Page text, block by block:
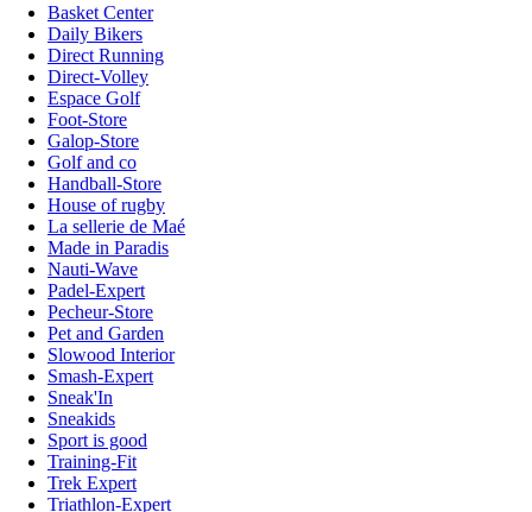
Basket Center
Daily Bikers
Direct Running
Direct-Volley
Espace Golf
Foot-Store
Galop-Store
Golf and co
Handball-Store
House of rugby
La sellerie de Maé
Made in Paradis
Nauti-Wave
Padel-Expert
Pecheur-Store
Pet and Garden
Slowood Interior
Smash-Expert
Sneak'In
Sneakids
Sport is good
Training-Fit
Trek Expert
Triathlon-Expert